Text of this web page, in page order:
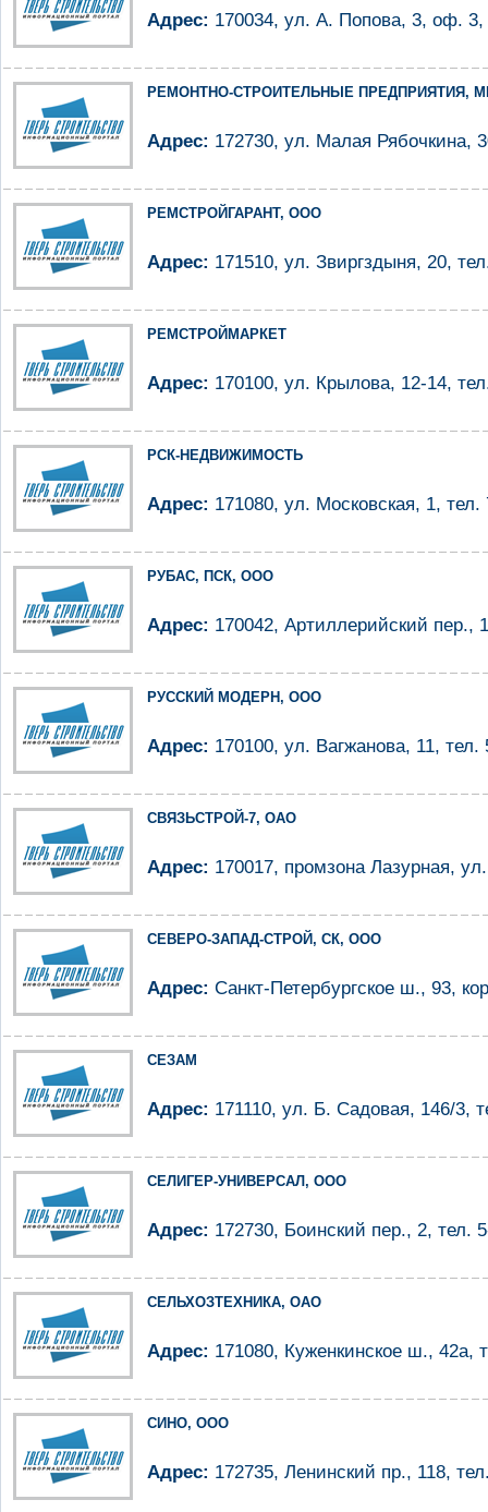
Адрес: 170034, ул. А. Попова, 3, оф. 3,
РЕМОНТНО-СТРОИТЕЛЬНЫЕ ПРЕДПРИЯТИЯ,
Адрес: 172730, ул. Малая Рябочкина,
РЕМСТРОЙГАРАНТ, ООО
Адрес: 171510, ул. Звиргздыня, 20,
РЕМСТРОЙМАРКЕТ
Адрес: 170100, ул. Крылова, 12-14,
РСК-НЕДВИЖИМОСТЬ
Адрес: 171080, ул. Московская, 1, тел.
РУБАС, ПСК, ООО
Адрес: 170042, Артиллерийский пер.,
РУССКИЙ МОДЕРН, ООО
Адрес: 170100, ул. Вагжанова, 11, тел.
СВЯЗЬСТРОЙ-7, ОАО
Адрес: 170017, промзона Лазурная,
СЕВЕРО-ЗАПАД-СТРОЙ, СК, ООО
Адрес: Санкт-Петербургское ш., 93,
СЕЗАМ
Адрес: 171110, ул. Б. Садовая, 146/3,
СЕЛИГЕР-УНИВЕРСАЛ, ООО
Адрес: 172730, Боинский пер., 2, тел.
СЕЛЬХОЗТЕХНИКА, ОАО
Адрес: 171080, Куженкинское ш., 42а,
СИНО, ООО
Адрес: 172735, Ленинский пр., 118,